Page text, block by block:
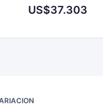
US$37.303